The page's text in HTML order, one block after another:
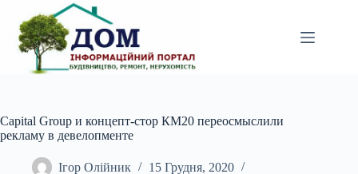
вмісту
Capital Group и концепт-стор КМ20 переосмыслили
рекламу в девелопменте
Ігор Олійник
15 Грудня, 2020